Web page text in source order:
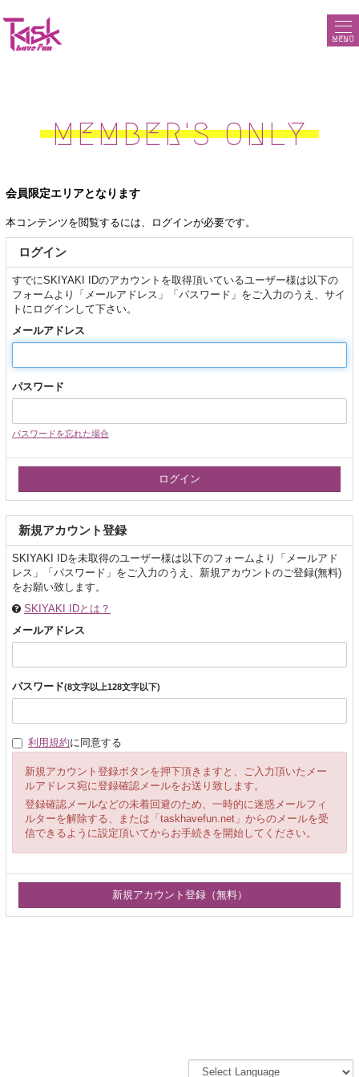
MENU
MEMBER'S ONLY
会員限定エリアとなります
本コンテンツを閲覧するには、ログインが必要です。
ログイン
すでにSKIYAKI IDのアカウントを取得頂いているユーザー様は以下の
フォームより「メールアドレス」「パスワード」をご入力のうえ、サイ
トにログインして下さい。
メールアドレス
パスワード
パスワードを忘れた場合
新規アカウント登録
SKIYAKI IDを未取得のユーザー様は以下のフォームより「メールアド
レス」「パスワード」をご入力のうえ、新規アカウントのご登録(無料)
をお願い致します。
SKIYAKI IDとは？
メールアドレス
パスワード(8文字以上128文字以下)
利用規約に同意する
新規アカウント登録ボタンを押下頂きますと、ご入力頂いたメー
ルアドレス宛に登録確認メールをお送り致します。
登録確認メールなどの未着回避のため、一時的に迷惑メールフィ
ルターを解除する、または「taskhavefun.net」からのメールを受
信できるように設定頂いてからお手続きを開始してください。